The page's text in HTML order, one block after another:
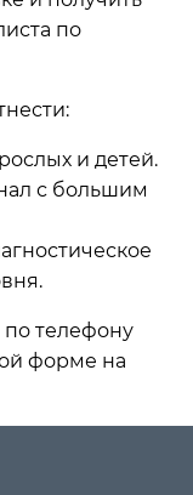
по
и детей.
с большим
телефону
форме на